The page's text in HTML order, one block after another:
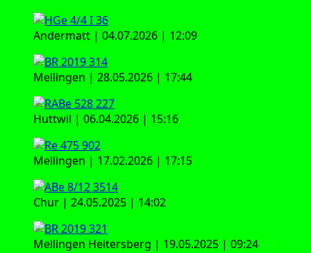
Andermatt | 04.07.2026 | 12:09
Mellingen | 28.05.2026 | 17:44
Huttwil | 06.04.2026 | 15:16
Mellingen | 17.02.2026 | 17:15
Chur | 24.05.2025 | 14:02
Mellingen Heitersberg | 19.05.2025 | 09:24